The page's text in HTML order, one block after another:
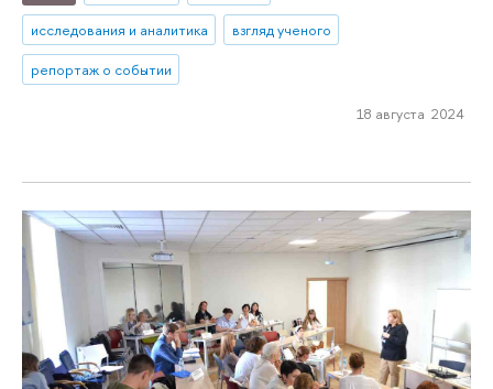
исследования и аналитика
взгляд ученого
репортаж о событии
18 августа 2024